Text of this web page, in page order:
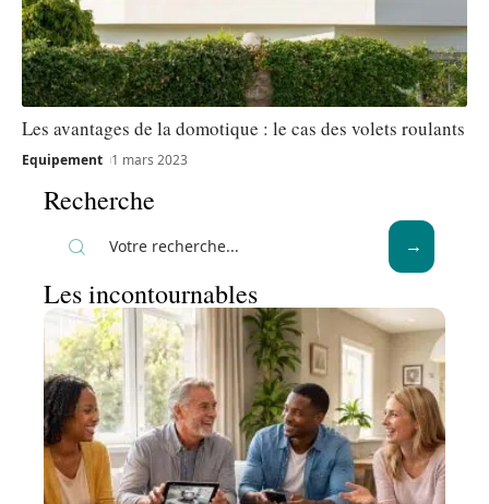
Les avantages de la domotique : le cas des volets roulants
Equipement 1 mars 2023
Recherche
Les incontournables